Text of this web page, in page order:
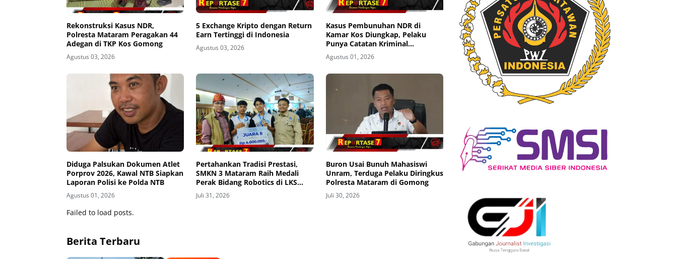
Rekonstruksi Kasus NDR,
Polresta Mataram Peragakan 44
Adegan di TKP Kos Gomong
Agustus 03, 2026
5 Exchange Kripto dengan Return
Earn Tertinggi di Indonesia
Agustus 03, 2026
Kasus Pembunuhan NDR di
Kamar Kos Diungkap, Pelaku
Punya Catatan Kriminal
Kekerasan
Agustus 01, 2026
Diduga Palsukan Dokumen Atlet
Porprov 2026, Kawal NTB Siapkan
Laporan Polisi ke Polda NTB
Agustus 01, 2026
Pertahankan Tradisi Prestasi,
SMKN 3 Mataram Raih Medali
Perak Bidang Robotics di LKS
Tingkat Provinsi 2026
Juli 31, 2026
Buron Usai Bunuh Mahasiswi
Unram, Terduga Pelaku Diringkus
Polresta Mataram di Gomong
Juli 30, 2026
Failed to load posts.
Berita Terbaru